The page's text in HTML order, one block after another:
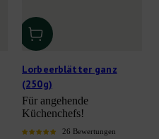
Lorbeerblätter ganz
(250g)
Für angehende
Küchenchefs!
26 Bewertungen